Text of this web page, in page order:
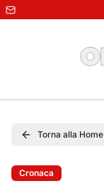
Torna alla Home
Cronaca